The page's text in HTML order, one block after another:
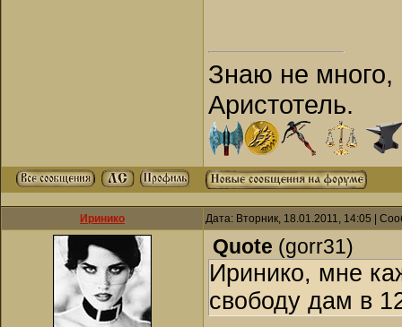
Знаю не много,
Аристотель.
Иринико Дата: Вторник, 18.01.2011, 14:05 |
Quote (gorr31)
Иринико, мне
свободу дам в